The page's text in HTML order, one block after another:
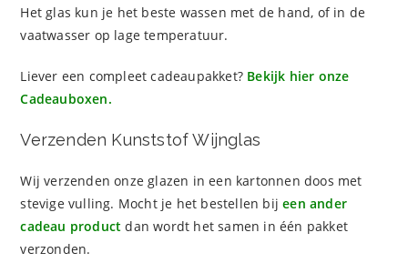
Het glas kun je het beste wassen met de hand, of in de
vaatwasser op lage temperatuur.
Liever een compleet cadeaupakket? Bekijk hier onze
Cadeauboxen.
Verzenden Kunststof Wijnglas
Wij verzenden onze glazen in een kartonnen doos met
stevige vulling. Mocht je het bestellen bijeen ander
cadeau productdan wordt het samen in één pakket
verzonden.